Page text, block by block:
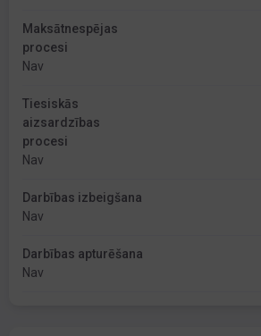
Maksātnespējas
procesi
Nav
Tiesiskās
aizsardzības
procesi
Nav
Darbības izbeigšana
Nav
Darbības apturēšana
Nav